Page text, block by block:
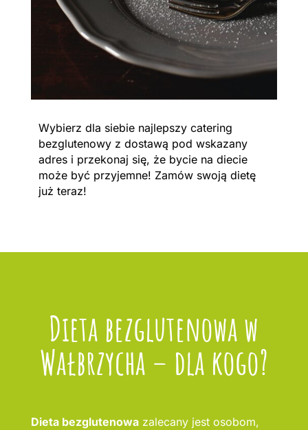
Wybierz dla siebie najlepszy catering
bezglutenowy z dostawą pod wskazany
adres i przekonaj się, że bycie na diecie
może być przyjemne! Zamów swoją dietę
już teraz!
Dieta bezglutenowa w
Wałbrzycha – dla kogo?
Dieta bezglutenowazalecany jest osobom,